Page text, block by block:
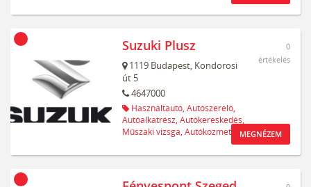
Suzuki Plusz
1119 Budapest, Kondorosi
út 5
4647000
Használtautó, Autószerelő,
Autóalkatrész, Autókereskedés,
Műszaki vizsga, Autókozmetika
0
értékelés
MEGNÉZEM